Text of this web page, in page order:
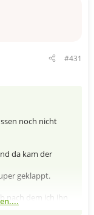
#431
noch nicht
da kam der
geklappt.
nach dem ich ihn